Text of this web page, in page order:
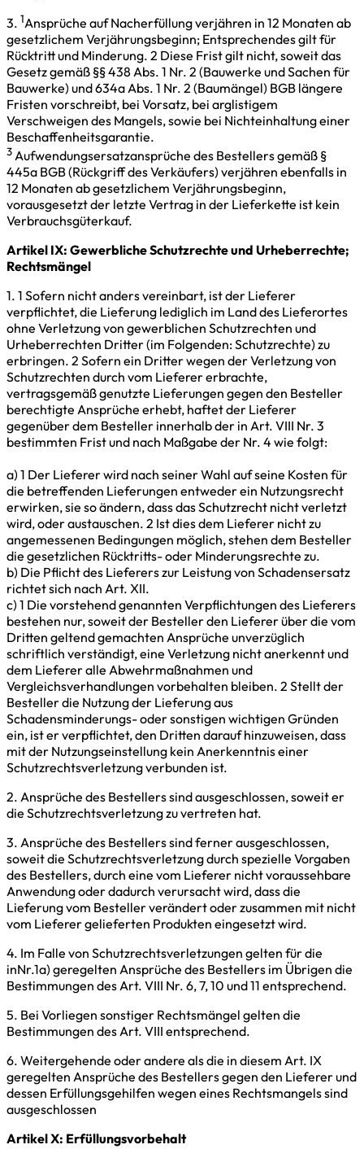
3. 1Ansprüche auf Nacherfüllung verjähren in 12 Monaten ab
gesetzlichem Verjährungsbeginn; Entsprechendes gilt für
Rücktritt und Minderung. 2 Diese Frist gilt nicht, soweit das
Gesetz gemäß §§ 438 Abs. 1 Nr. 2 (Bauwerke und Sachen für
Bauwerke) und 634a Abs. 1 Nr. 2 (Baumängel) BGB längere
Fristen vorschreibt, bei Vorsatz, bei arglistigem
Verschweigen des Mangels, sowie bei Nichteinhaltung einer
Beschaffenheitsgarantie.
3Aufwendungsersatzansprüche des Bestellers gemäß §
445a BGB (Rückgriff des Verkäufers) verjähren ebenfalls in
12 Monaten ab gesetzlichem Verjährungsbeginn,
vorausgesetzt der letzte Vertrag in der Lieferkette ist kein
Verbrauchsgüterkauf.
Artikel IX: Gewerbliche Schutzrechte und Urheberrechte;
Rechtsmängel
1. 1 Sofern nicht anders vereinbart, ist der Lieferer
verpflichtet, die Lieferung lediglich im Land des Lieferortes
ohne Verletzung von gewerblichen Schutzrechten und
Urheberrechten Dritter (im Folgenden: Schutzrechte) zu
erbringen. 2 Sofern ein Dritter wegen der Verletzung von
Schutzrechten durch vom Lieferer erbrachte,
vertragsgemäß genutzte Lieferungen gegen den Besteller
berechtigte Ansprüche erhebt, haftet der Lieferer
gegenüber dem Besteller innerhalb der in Art. VIII Nr. 3
bestimmten Frist und nach Maßgabe der Nr. 4 wie folgt:
a) 1 Der Lieferer wird nach seiner Wahl auf seine Kosten für
die betreffenden Lieferungen entweder ein Nutzungsrecht
erwirken, sie so ändern, dass das Schutzrecht nicht verletzt
wird, oder austauschen. 2 Ist dies dem Lieferer nicht zu
angemessenen Bedingungen möglich, stehen dem Besteller
die gesetzlichen Rücktritts- oder Minderungsrechte zu.
b) Die Pflicht des Lieferers zur Leistung von Schadensersatz
richtet sich nach Art. XII.
c) 1 Die vorstehend genannten Verpflichtungen des Lieferers
bestehen nur, soweit der Besteller den Lieferer über die vom
Dritten geltend gemachten Ansprüche unverzüglich
schriftlich verständigt, eine Verletzung nicht anerkennt und
dem Lieferer alle Abwehrmaßnahmen und
Vergleichsverhandlungen vorbehalten bleiben. 2 Stellt der
Besteller die Nutzung der Lieferung aus
Schadensminderungs- oder sonstigen wichtigen Gründen
ein, ist er verpflichtet, den Dritten darauf hinzuweisen, dass
mit der Nutzungseinstellung kein Anerkenntnis einer
Schutzrechtsverletzung verbunden ist.
2. Ansprüche des Bestellers sind ausgeschlossen, soweit er
die Schutzrechtsverletzung zu vertreten hat.
3. Ansprüche des Bestellers sind ferner ausgeschlossen,
soweit die Schutzrechtsverletzung durch spezielle Vorgaben
des Bestellers, durch eine vom Lieferer nicht voraussehbare
Anwendung oder dadurch verursacht wird, dass die
Lieferung vom Besteller verändert oder zusammen mit nicht
vom Lieferer gelieferten Produkten eingesetzt wird.
4. Im Falle von Schutzrechtsverletzungen gelten für die
inNr.1a) geregelten Ansprüche des Bestellers im Übrigen die
Bestimmungen des Art. VIII Nr. 6, 7, 10 und 11 entsprechend.
5. Bei Vorliegen sonstiger Rechtsmängel gelten die
Bestimmungen des Art. VIII entsprechend.
6. Weitergehende oder andere als die in diesem Art. IX
geregelten Ansprüche des Bestellers gegen den Lieferer und
dessen Erfüllungsgehilfen wegen eines Rechtsmangels sind
ausgeschlossen
Artikel X: Erfüllungsvorbehalt